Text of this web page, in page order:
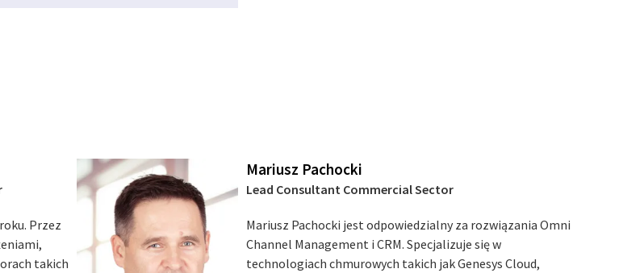
Przez
takich
Mariusz Pachocki
Lead Consultant Commercial Sector
Mariusz Pachocki jest odpowiedzialny za rozwiązania Omni
Channel Management i CRM. Specjalizuje się w
technologiach chmurowych takich jak Genesys Cloud,